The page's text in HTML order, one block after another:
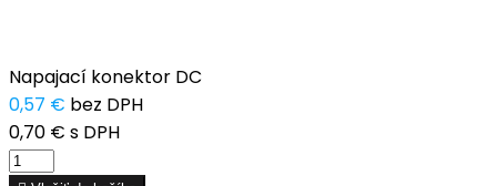
Napajací konektor DC
0,57 € bez DPH
0,70 € s DPH